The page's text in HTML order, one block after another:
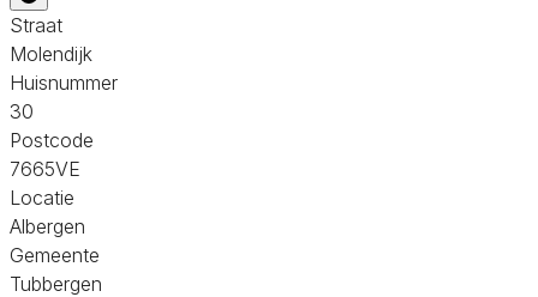
Straat
Molendijk
Huisnummer
30
Postcode
7665VE
Locatie
Albergen
Gemeente
Tubbergen